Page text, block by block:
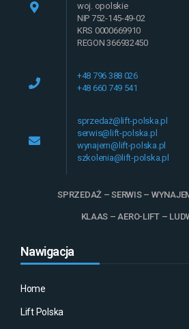
woj. opolskie
NIP 752-145-49-02
KRS 0000669910
REGON 366932450
+48 796 388 026
+48 660 749 541
sprzedaż@lift-polska.pl
serwis@lift-polska.pl
wynajem@lift-polska.pl
szkolenia@lift-polska.pl
SPRZEDAŻ – SERWIS –
KLAAS – AERO-LIFT –
Nawigacja
Home
Lift Polska